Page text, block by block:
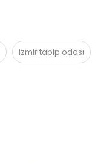
izmir tabip odası